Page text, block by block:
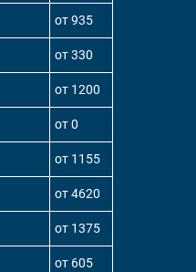
от 935
от 330
от 1200
от 0
от 1155
от 4620
от 1375
от 605